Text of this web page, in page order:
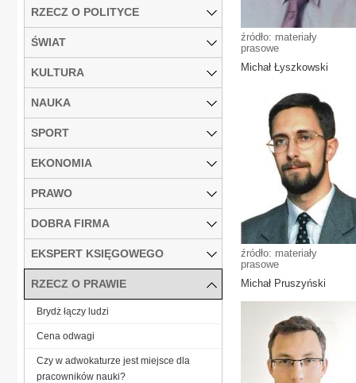
źródło: materiały
prasowe
Michał Łyszkowski
źródło: materiały
prasowe
Michał Pruszyński
RZECZ O POLITYCE
ŚWIAT
KULTURA
NAUKA
SPORT
EKONOMIA
PRAWO
DOBRA FIRMA
EKSPERT KSIĘGOWEGO
RZECZ O PRAWIE
Brydż łączy ludzi
Cena odwagi
Czy w adwokaturze jest miejsce dla
pracowników nauki?